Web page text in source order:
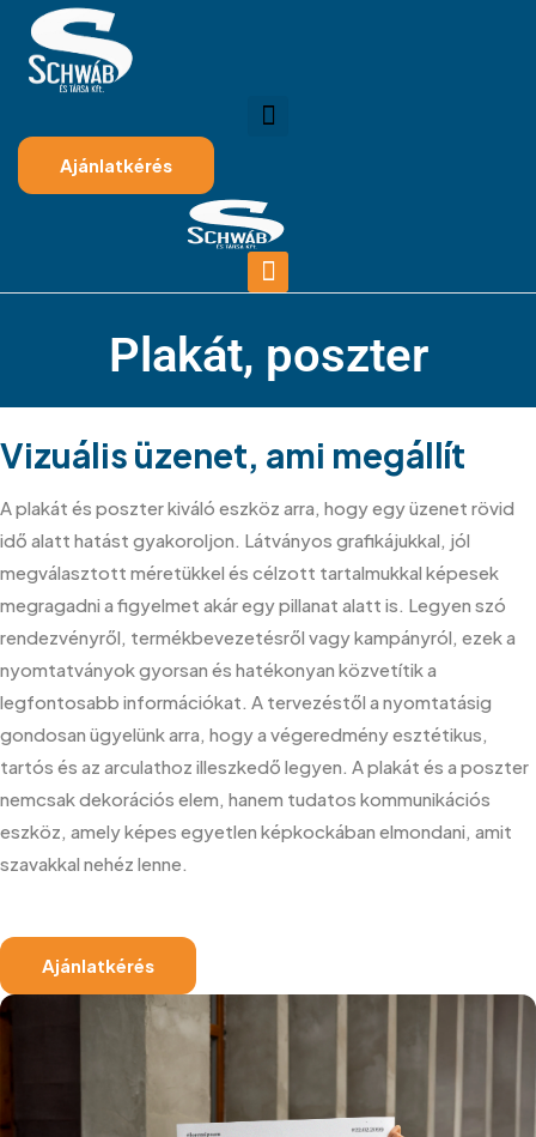
Ajánlatkérés
Plakát, poszter
Vizuális üzenet, ami megállít
A plakát és poszter kiváló eszköz arra, hogy egy üzenet rövid
idő alatt hatást gyakoroljon. Látványos grafikájukkal, jól
megválasztott méretükkel és célzott tartalmukkal képesek
megragadni a figyelmet akár egy pillanat alatt is. Legyen szó
rendezvényről, termékbevezetésről vagy kampányról, ezek a
nyomtatványok gyorsan és hatékonyan közvetítik a
legfontosabb információkat. A tervezéstől a nyomtatásig
gondosan ügyelünk arra, hogy a végeredmény esztétikus,
tartós és az arculathoz illeszkedő legyen. A plakát és a poszter
nemcsak dekorációs elem, hanem tudatos kommunikációs
eszköz, amely képes egyetlen képkockában elmondani, amit
szavakkal nehéz lenne.
Ajánlatkérés